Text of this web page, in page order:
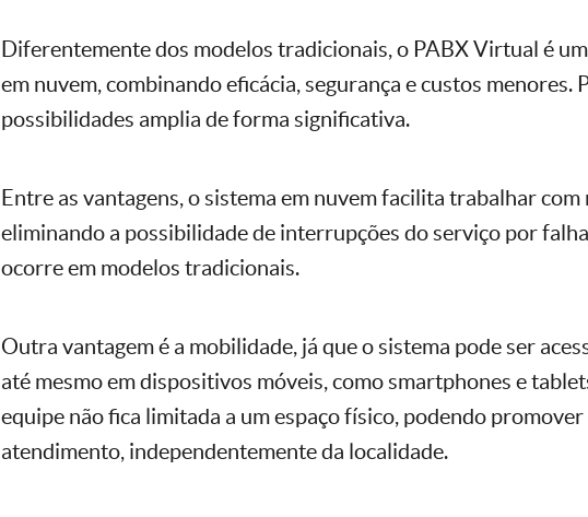
Diferentemente dos modelos tradicionais, o PABX Virtual é
em nuvem, combinando eficácia, segurança e custos menores.
possibilidades amplia de forma significativa.
Entre as vantagens, o sistema em nuvem facilita trabalhar com
eliminando a possibilidade de interrupções do serviço por
ocorre em modelos tradicionais.
Outra vantagem é a mobilidade, já que o sistema pode ser
até mesmo em dispositivos móveis, como smartphones e
equipe não fica limitada a um espaço físico, podendo
atendimento, independentemente da localidade.